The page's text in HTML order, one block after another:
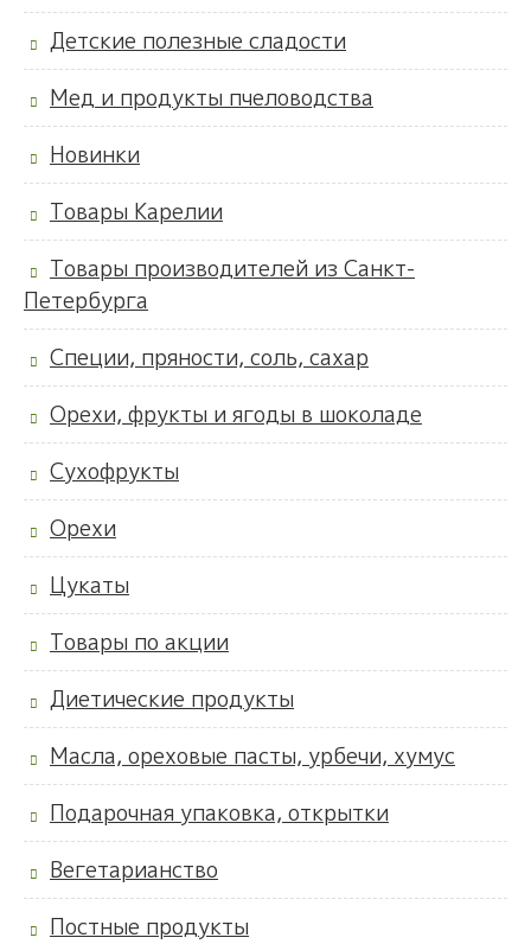
Детские полезные сладости
Мед и продукты пчеловодства
Новинки
Товары Карелии
Товары производителей из Санкт-
Петербурга
Специи, пряности, соль, сахар
Орехи, фрукты и ягоды в шоколаде
Сухофрукты
Орехи
Цукаты
Товары по акции
Диетические продукты
Масла, ореховые пасты, урбечи, хумус
Подарочная упаковка, открытки
Вегетарианство
Постные продукты